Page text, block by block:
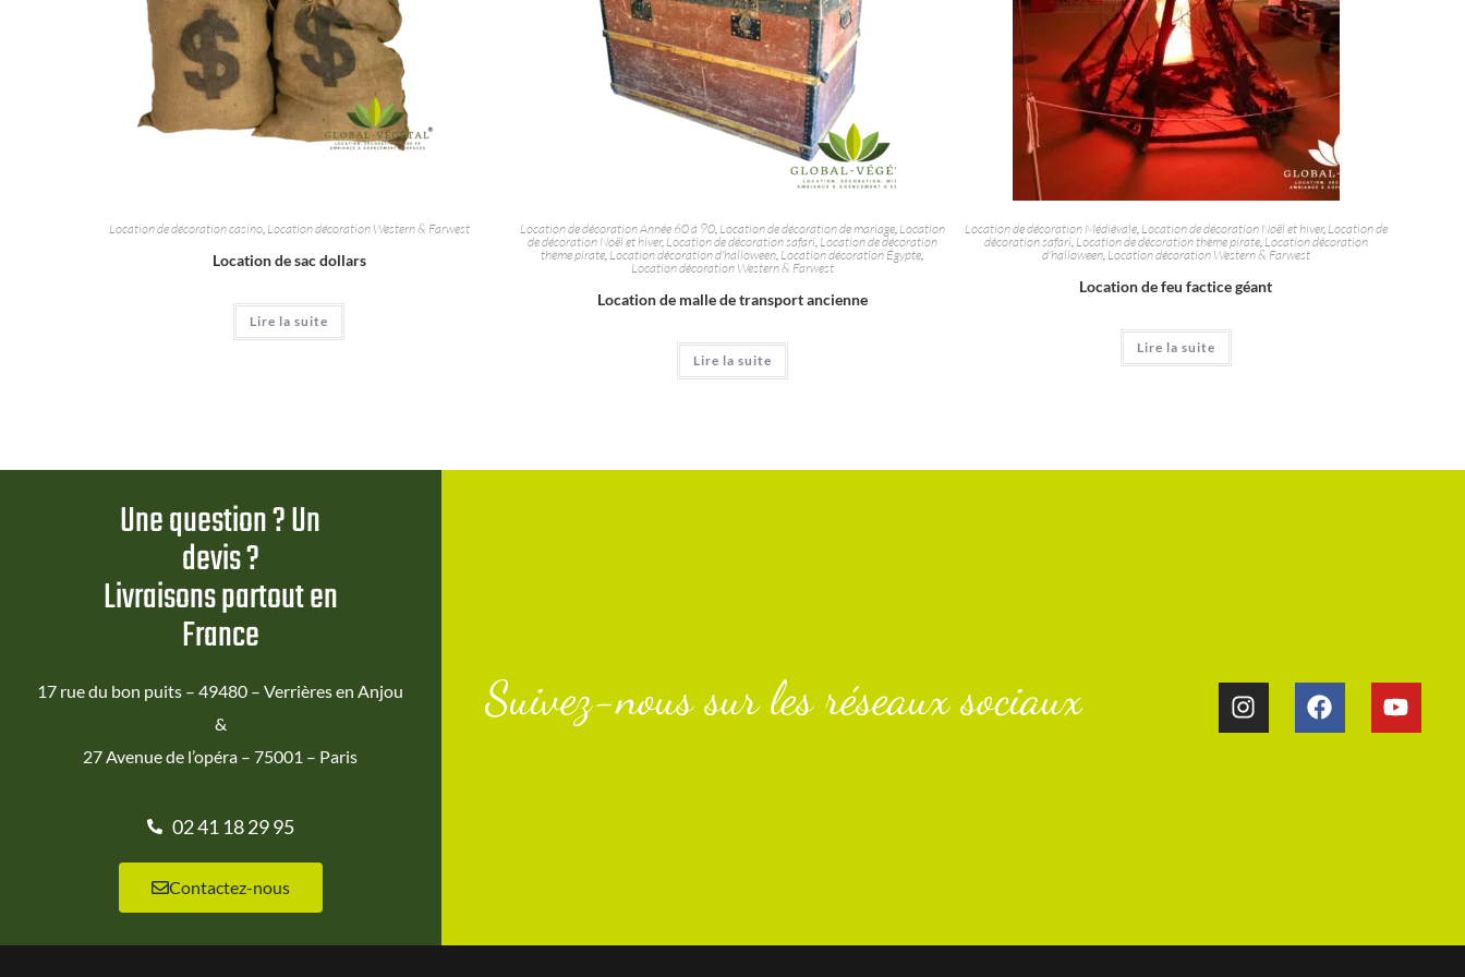
Location de décoration casino, Location décoration Western & Farwest
Location de sac dollars
Lire la suite
Location de décoration Année 60 à 90, Location de décoration de mariage, Location
de décoration Noël et hiver, Location de décoration safari, Location de décoration
thème pirate, Location décoration d'halloween, Location décoration Égypte,
Location décoration Western & Farwest
Location de malle de transport ancienne
Lire la suite
Location de décoration Médiévale, Location de décoration Noël et hiver, Location de
décoration safari, Location de décoration thème pirate, Location décoration
d'halloween, Location décoration Western & Farwest
Location de feu factice géant
Lire la suite
Une question ? Un
devis ?
Livraisons partout en
France
17 rue du bon puits – 49480 – Verrières en Anjou
&
27 Avenue de l’opéra – 75001 – Paris
02 41 18 29 95
Contactez-nous
Suivez-nous sur les réseaux sociaux​